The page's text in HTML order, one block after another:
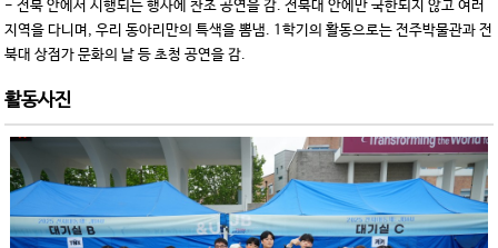
- 전북 안에서 시행되는 행사에 찬조 공연을 감. 전북대 안에만 국한되지 않고 여러
지역을 다니며, 우리 동아리만의 특색을 뽐냄. 1학기의 활동으로는 전주박물관과 전
북대 상점가 문화의 날 등 초청 공연을 감.
활동사진